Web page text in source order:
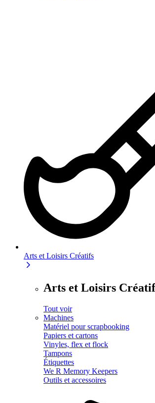
Arts et Loisirs Créatifs
Arts et Loisirs
Tout voir
Machines
Matériel pour scrapbooking
Papiers et cartons
Vinyles, flex et flock
Tampons
Étiquettes
We R Memory Keepers
Outils et accessoires